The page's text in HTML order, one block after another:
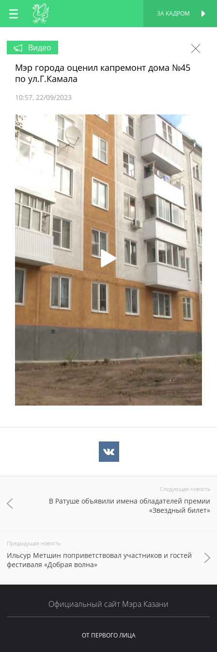
RU
EN
ЗА КАДРОМ
Видео
Мэр города оценил капремонт дома №45
по ул.Г.Камала
10:57 22/09/2023
Следующая новость
В Ратуше объявили имена обладателей премии
«Звездный билет»
Предыдущая новость
Ильсур Метшин поприветствовал участников и гостей
фестиваля «Добрая волна»
Официальный сайт Мэра Казани
ОТ ПЕРВОГО ЛИЦА
ПЕРСОНАЛЬНАЯ